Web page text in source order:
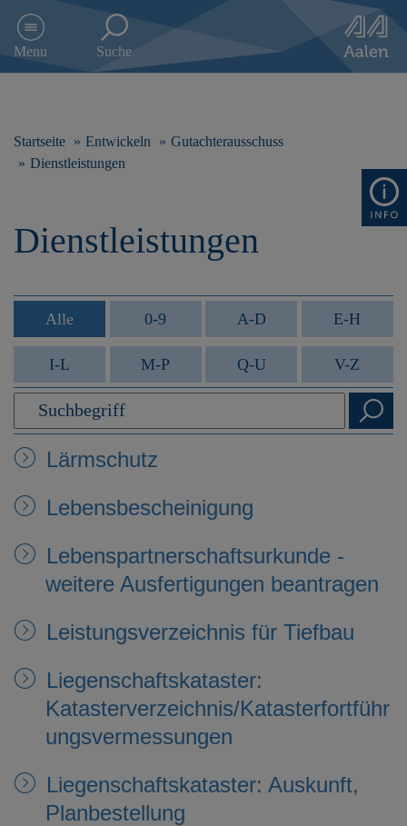
e
n
n
Menu Suche
Startseite Entwickeln
Gutachterausschuss
Dienstleistungen
Dienstleistungen
Alle 0-9 A-D E-H
I-L M-P Q-U V-Z
Lärmschutz
Lebensbescheinigung
Lebenspartnerschaftsurkunde -
weitere Ausfertigungen beantragen
Leistungsverzeichnis für Tiefbau
Liegenschaftskataster:
Katasterverzeichnis/Katasterfortführ
ungsvermessungen
Liegenschaftskataster: Auskunft,
Planbestellung